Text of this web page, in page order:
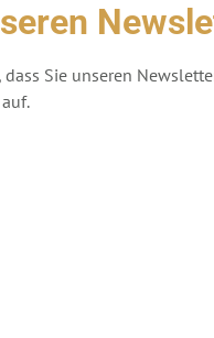
Sie unseren